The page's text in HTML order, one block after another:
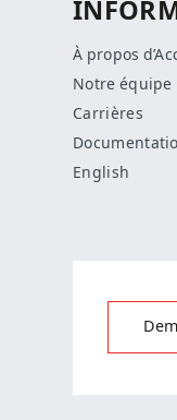
À propos
Notre équipe
Carrières
English